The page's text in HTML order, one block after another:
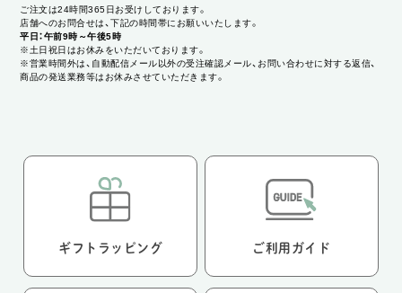
ご注文は24時間365日お受けしております。
店舗へのお問合せは、下記の時間帯にお願いいたします。
平日：午前9時～午後5時
※土日祝日はお休みをいただいております。
※営業時間外は、自動配信メール以外の受注確認メール、お問い合わせに対する返信、
商品の発送業務等はお休みさせていただきます。
ギフトラッピング ご利用ガイド